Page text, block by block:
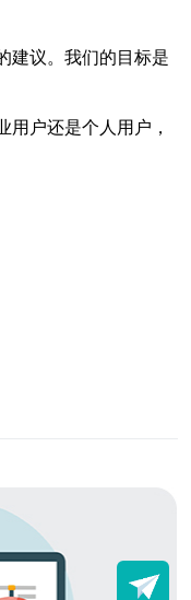
建议。我们的目标是
户还是个人用户，